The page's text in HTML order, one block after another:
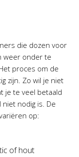
die dozen voor
weer onder te
proces om de
zijn. Zo wil je niet
je te veel betaald
nodig is. De
op:
of hout